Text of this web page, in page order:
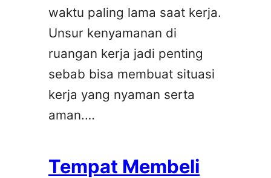
waktu paling lama saat kerja.
Unsur kenyamanan di
ruangan kerja jadi penting
sebab bisa membuat situasi
kerja yang nyaman serta
aman.…
Tempat Membeli